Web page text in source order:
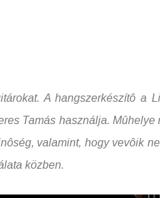
hangszerkészítô a Liszt
Tamás használja.
valamint, hogy vevôik
közben.